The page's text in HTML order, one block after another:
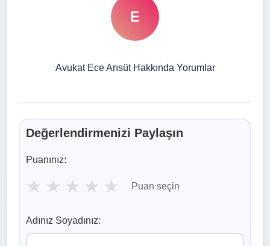
E
Avukat Ece Arısüt Hakkında Yorumlar
Değerlendirmenizi Paylaşın
Puanınız:
★ ★ ★ ★ ★ Puan seçin
Adınız Soyadınız: